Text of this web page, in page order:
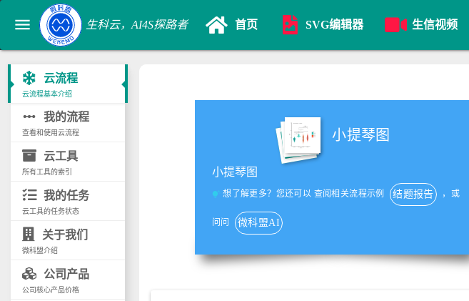
menu 生科云，AI4S探路者 首页 SVG编辑器 生信视频
云流程
云流程基本介绍
linear_scale 我的流程
查看和使用云流程
云工具
所有工具的索引
我的任务
云工具的任务状态
关于我们
微科盟介绍
公司产品
公司核心产品价格
小提琴图
小提琴图
tips_and_updates 想了解更多？您还可以 查阅相关流程示例 结题报告 ，或
问问 微科盟AI